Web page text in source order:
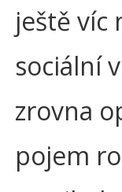
ještě víc
sociální
zrovna
pojem